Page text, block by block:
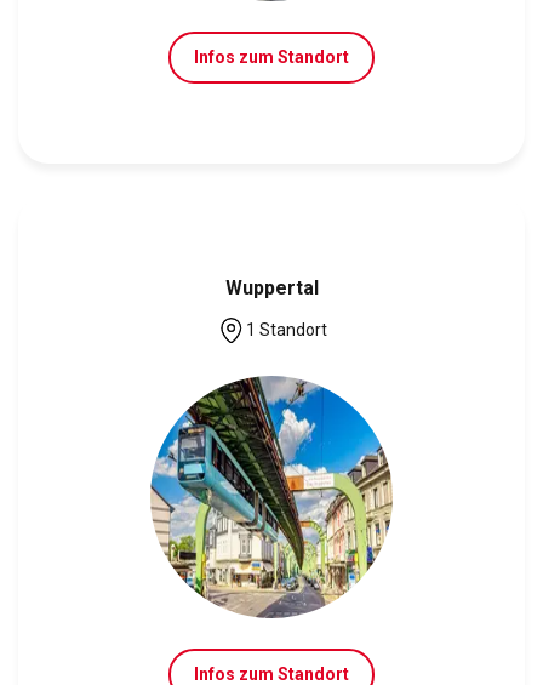
Infos zum Standort
Wuppertal
1 Standort
Infos zum Standort